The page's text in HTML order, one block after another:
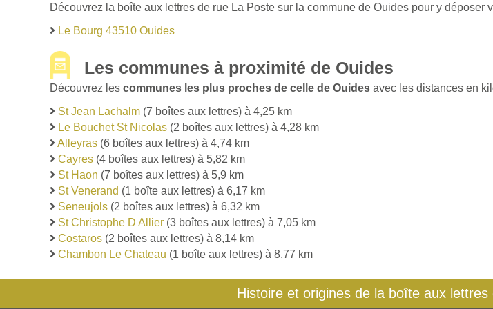
Découvrez la boîte aux lettres de rue La Poste sur la commune de Ouides pour y déposer
Le Bourg 43510 Ouides
Les communes à proximité de Ouides
Découvrez les communes les plus proches de celle de Ouides avec les distances en
St Jean Lachalm (7 boîtes aux lettres) à 4,25 km
Le Bouchet St Nicolas (2 boîtes aux lettres) à 4,28 km
Alleyras (6 boîtes aux lettres) à 4,74 km
Cayres (4 boîtes aux lettres) à 5,82 km
St Haon (7 boîtes aux lettres) à 5,9 km
St Venerand (1 boîte aux lettres) à 6,17 km
Seneujols (2 boîtes aux lettres) à 6,32 km
St Christophe D Allier (3 boîtes aux lettres) à 7,05 km
Costaros (2 boîtes aux lettres) à 8,14 km
Chambon Le Chateau (1 boîte aux lettres) à 8,77 km
Histoire et origines de la boîte aux